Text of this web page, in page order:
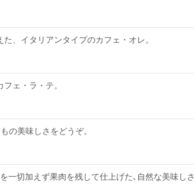
、イタリアンタイプのカフェ・オレ。
ェ・ラ・テ。
の美味しさをどうぞ。
一切加えず果肉を残して仕上げた､自然な美味しさ